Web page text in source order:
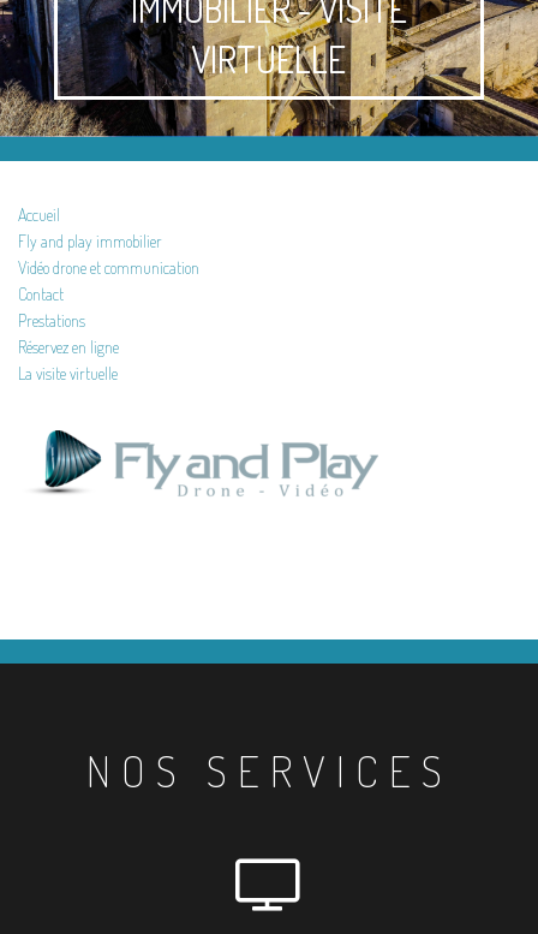
VIRTUELLE
Accueil
Fly and play immobilier
Vidéo drone et communication
Contact
Prestations
Réservez en ligne
La visite virtuelle
NOS SERVICES